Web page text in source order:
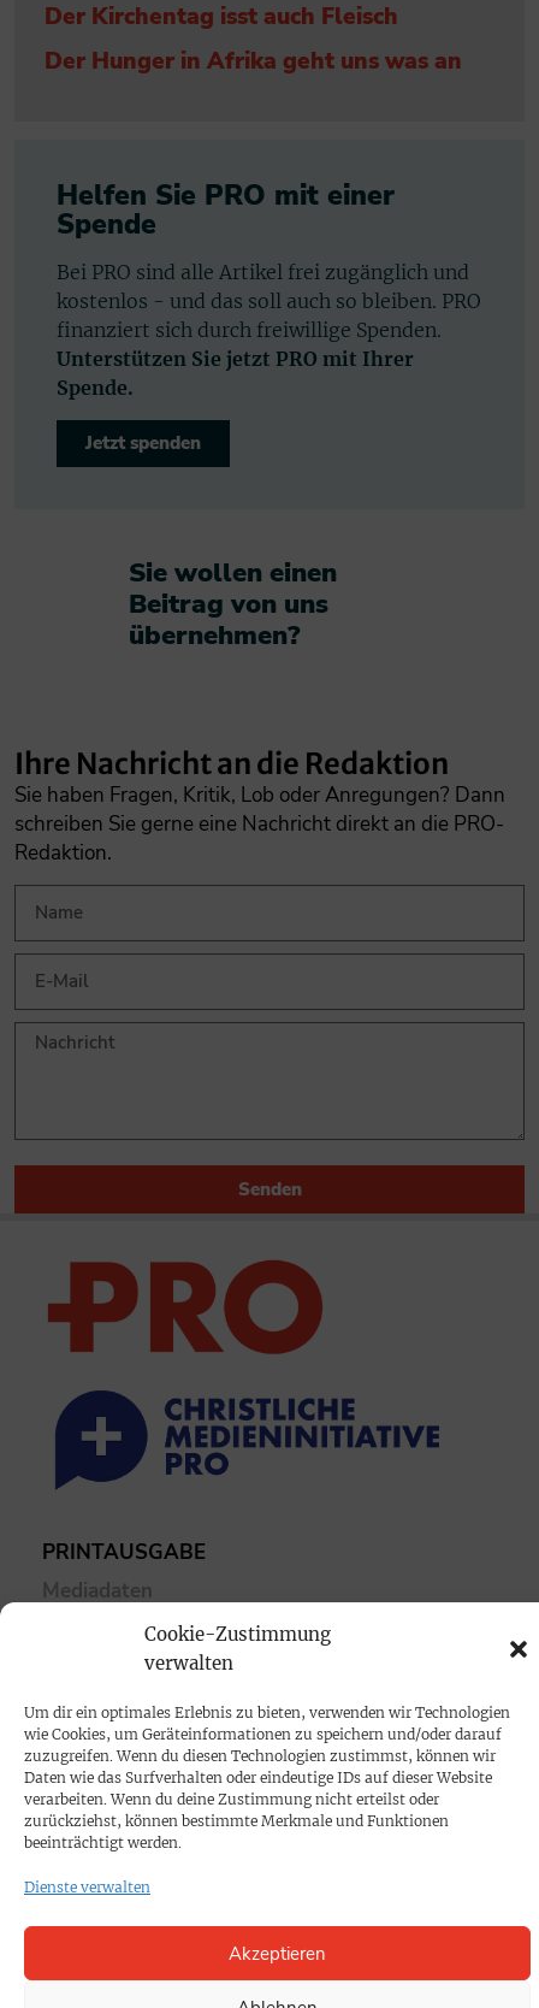
Cookie-Zustimmung
verwalten
Um dir ein optimales Erlebnis zu bieten, verwenden wir Technologien
wie Cookies, um Geräteinformationen zu speichern und/oder darauf
zuzugreifen. Wenn du diesen Technologien zustimmst, können wir
Daten wie das Surfverhalten oder eindeutige IDs auf dieser Website
verarbeiten. Wenn du deine Zustimmung nicht erteilst oder
zurückziehst, können bestimmte Merkmale und Funktionen
beeinträchtigt werden.
Dienste verwalten
Akzeptieren
Der Kirchentag isst auch Fleisch
Der Hunger in Afrika geht uns was an
Helfen Sie PRO mit einer
Spende
Bei PRO sind alle Artikel frei zugänglich und
kostenlos - und das soll auch so bleiben. PRO
finanziert sich durch freiwillige Spenden.
Unterstützen Sie jetzt PRO mit Ihrer
Spende.
Jetzt spenden
Sie wollen einen
Beitrag von uns
übernehmen?​
Ihre Nachricht an die Redaktion
Sie haben Fragen, Kritik, Lob oder Anregungen? Dann
schreiben Sie gerne eine Nachricht direkt an die PRO-
Redaktion.
Senden
PRINTAUSGABE
Mediadaten
PROKOMPAKT
SPENDEN
Datenschutz
KONTAKT